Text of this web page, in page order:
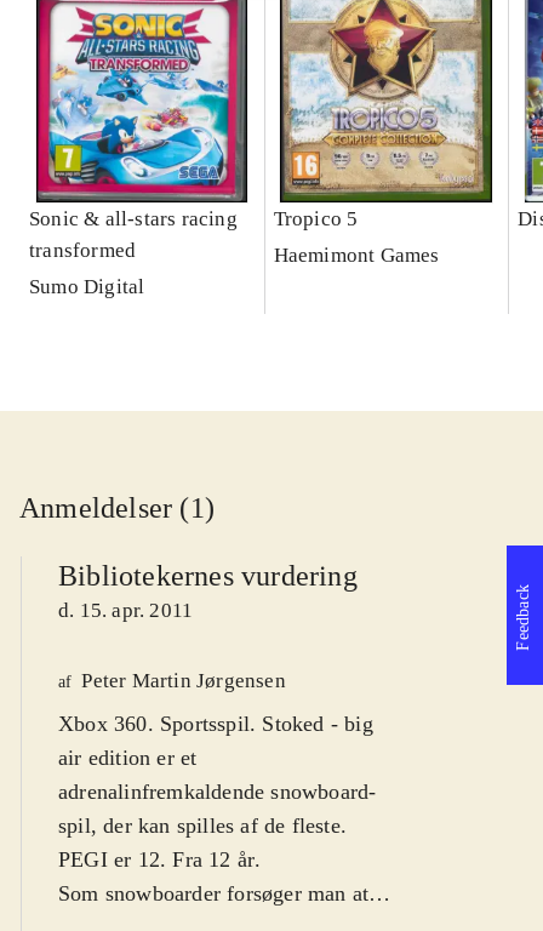
Sonic & all-stars racing
transformed
Sumo Digital
Tropico 5
Haemimont Games
Anmeldelser (1)
Bibliotekernes vurdering
d. 15. apr. 2011
af Peter Martin Jørgensen
Xbox 360. Sportsspil. Stoked - big
air edition er et
adrenalinfremkaldende snowboard-
spil, der kan spilles af de fleste.
PEGI er 12. Fra 12 år.
Som snowboarder forsøger man at
Feedback